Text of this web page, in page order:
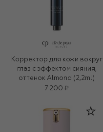
Корректор для кожи вокруг
глаз с эффектом сияния,
оттенок Almond (2,2ml)
7 200 ₽